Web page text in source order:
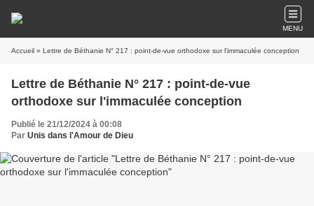
MENU
Accueil » Lettre de Béthanie N° 217 : point-de-vue orthodoxe sur l'immaculée conception
Lettre de Béthanie N° 217 : point-de-vue
orthodoxe sur l'immaculée conception
Publié le 21/12/2024 à 00:08
Par Unis dans l'Amour de Dieu